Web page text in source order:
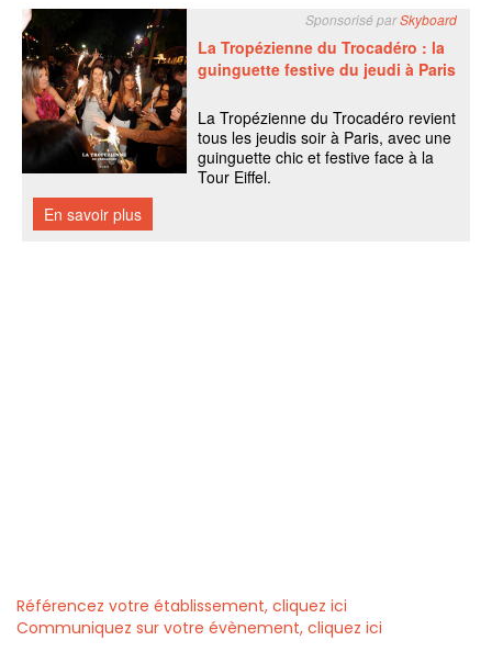
Référencez votre établissement, cliquez ici
Communiquez sur votre évènement, cliquez ici